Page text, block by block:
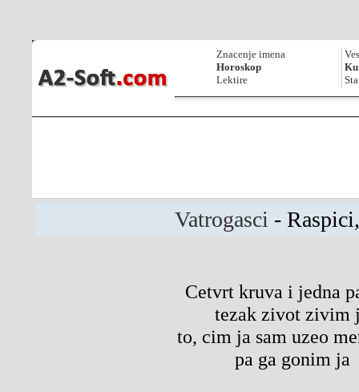
Znacenje imena
Horoskop
Lektire
Vatrogasci -
Cetvrt kruva i jedna
tezak zivot zivim
to, cim ja sam uzeo
pa ga gonim ja